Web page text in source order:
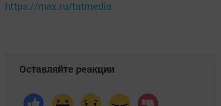
https://max.ru/tatmedia
Оставляйте реакции